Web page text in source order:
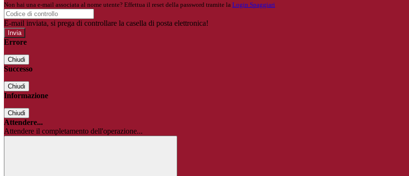
Non hai una e-mail associata al nome utente? Effettua il reset della password tramite la Login Spaggiari
E-mail inviata, si prega di controllare la casella di posta elettronica!
Errore
Chiudi
Successo
Chiudi
Informazione
Chiudi
Attendere...
Attendere il completamento dell'operazione...